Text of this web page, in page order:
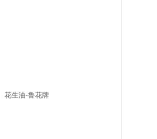
花生油-鲁花牌